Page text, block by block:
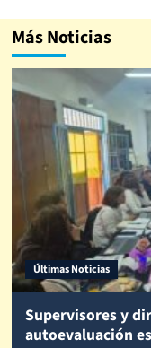
Más Noticias
Últimas Noticias
Supervisores y
autoevaluación